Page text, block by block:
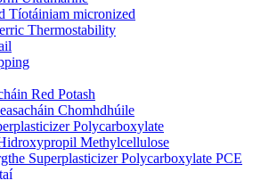
Tíotáiniam micronized
Thermostability
Red Potash
Chomhdhúile
Polycarboxylate
Methylcellulose
Superplasticizer Polycarboxylate PCE